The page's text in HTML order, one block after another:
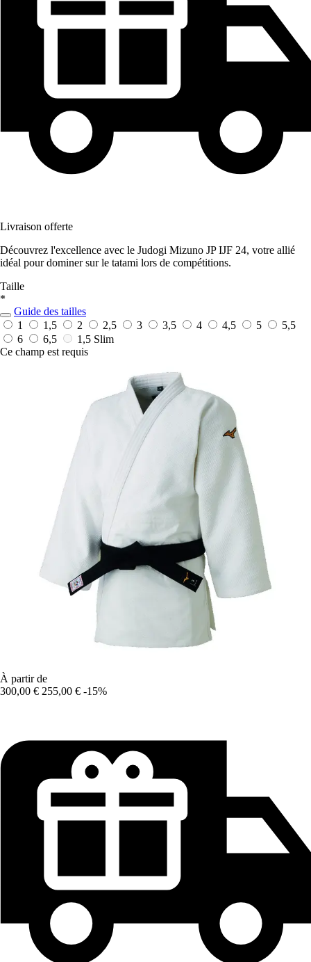
Livraison offerte
Découvrez l'excellence avec le Judogi Mizuno JP IJF 24, votre allié
idéal pour dominer sur le tatami lors de compétitions.
Taille
*
Guide des tailles
1
1,5 2 2,5 3 3,5 4 4,5 5
5,5
6
6,5
1,5 Slim
Ce champ est requis
À partir de
300,00 € 255,00 € -15%